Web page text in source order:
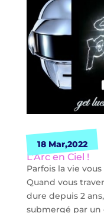
18 Mar,2022
L’Arc en Ciel !
Parfois la vie
Quand vous
dure depuis 2
submergé par un